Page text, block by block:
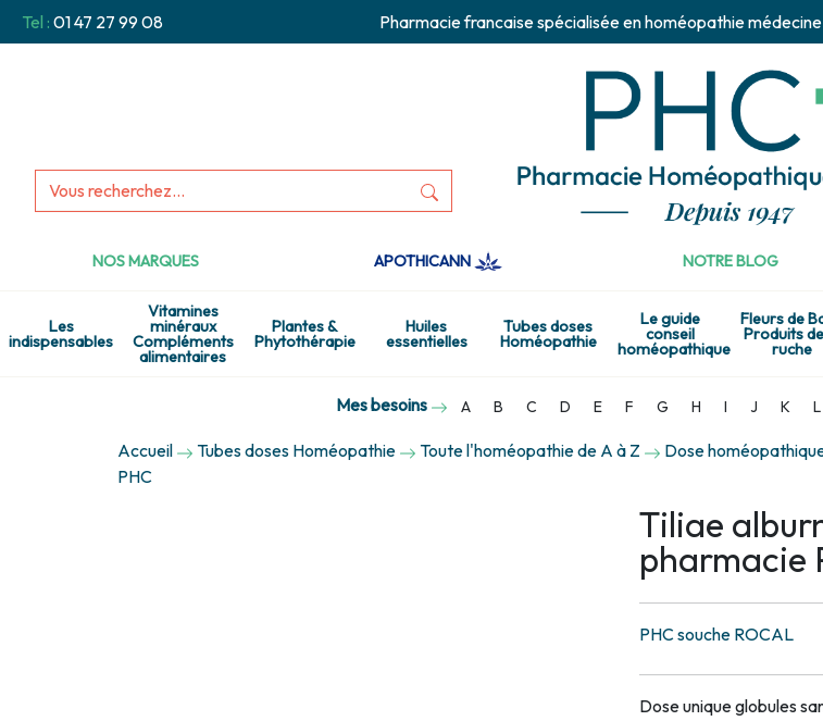
Tel : 01 47 27 99 08 Pharmacie francaise spécialisée en homéopathie
NOS MARQUES APOTHICANN NOTRE BLOG
Les
indispensables
Vitamines
minéraux
Compléments
alimentaires
Plantes &
Phytothérapie
Huiles
essentielles
Tubes doses
Homéopathie
Le guide
conseil
homéopathique
Fleurs de
Produits
ruche
Mes besoins A B C D E F G H I J K L
Accueil Tubes doses Homéopathie Toute l'homéopathie de A à Z Dose
PHC
Tiliae
pharmacie
PHC souche ROCAL
Dose unique globules